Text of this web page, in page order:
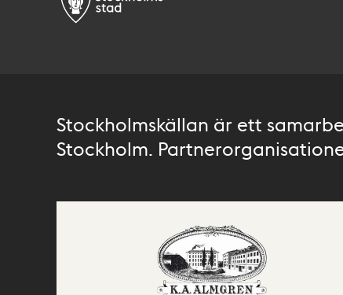
Stockholmskällan är ett
Stockholm.